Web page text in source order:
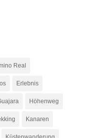
Real
Erlebnis
Höhenweg
Kanaren